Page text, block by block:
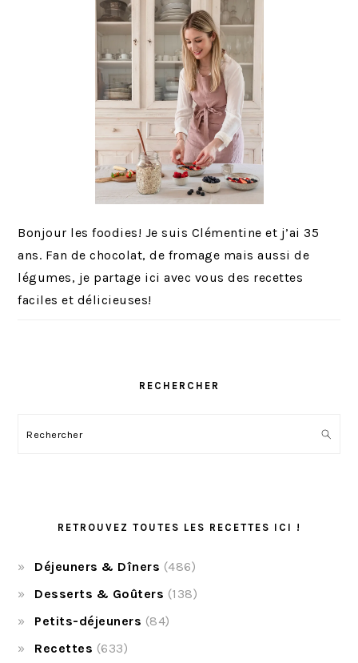
Bonjour les foodies! Je suis Clémentine et j’ai 35
ans. Fan de chocolat, de fromage mais aussi de
légumes, je partage ici avec vous des recettes
faciles et délicieuses!
RECHERCHER
Rechercher
RETROUVEZ TOUTES LES RECETTES ICI !
Déjeuners & Dîners (486)
Desserts & Goûters (138)
Petits-déjeuners (84)
Recettes (633)